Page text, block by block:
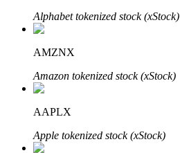
Bitruści Partnerzy
Alphabet tokenized stock (xStock)
AMZNX
Amazon tokenized stock (xStock)
AAPLX
Apple tokenized stock (xStock)